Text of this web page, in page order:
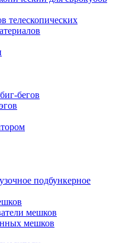
телескопических
бегов
подбункерное
мешков
мешков